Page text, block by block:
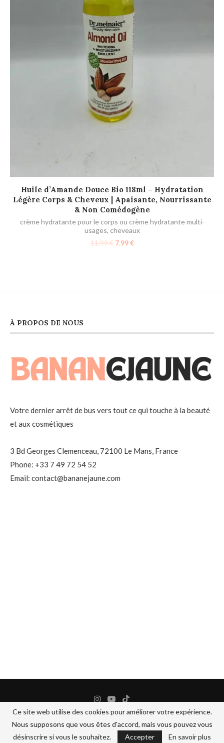
AJOUTER AU PANIER
Huile d’Amande Douce Bio 118ml – Hydratation
Légère Corps & Cheveux | Apaisante, Nourrissante
& Non Comédogène
crème hydratante pour le corps ou crème hydratante multi-
usages, cheveaux
11.99€ 7.99€
À PROPOS DE NOUS
Votre dernier arrêt de bus vers tout ce qui touche à la beauté
et aux cosmétiques
3 Bd Georges Clemenceau, 72100 Le Mans, France
Phone: +33 7 49 72 54 52
Email: contact@bananejaune.com
@2024 - All Right Reserved. BANANEJAUNE COSMETIQUES
Ce site web utilise des cookies pour améliorer votre expérience.
Nous supposons que vous êtes d'accord, mais vous pouvez vous
désinscrire si vous le souhaitez.
Accepter En savoir plus